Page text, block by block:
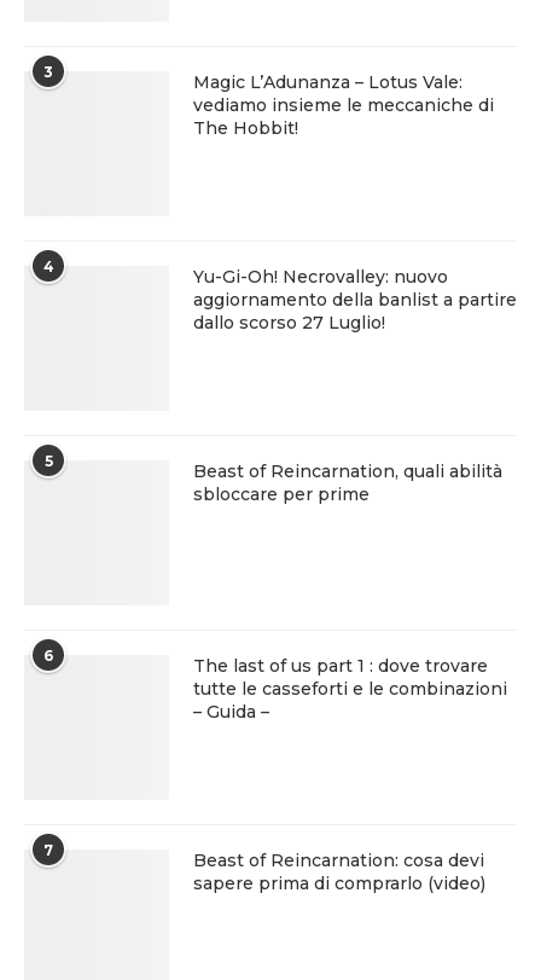
3
Magic L’Adunanza – Lotus Vale:
vediamo insieme le meccaniche di
The Hobbit!
4
Yu-Gi-Oh! Necrovalley: nuovo
aggiornamento della banlist a partire
dallo scorso 27 Luglio!
5
Beast of Reincarnation, quali abilità
sbloccare per prime
6
The last of us part 1 : dove trovare
tutte le casseforti e le combinazioni
– Guida –
7
Beast of Reincarnation: cosa devi
sapere prima di comprarlo (video)